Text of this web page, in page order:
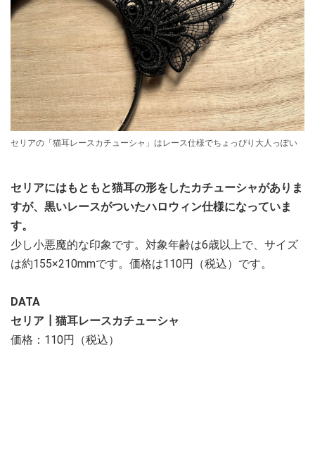
セリアの「猫耳レースカチューシャ」はレース仕様でちょっぴり大人っぽい
セリアにはもともと猫耳の形をしたカチューシャがありま
すが、黒いレースがついたハロウィン仕様になっていま
す。
少し小悪魔的な印象です。対象年齢は6歳以上で、サイズ
は約155×210mmです。価格は110円（税込）です。
DATA
セリア┃猫耳レースカチューシャ
価格：110円（税込）